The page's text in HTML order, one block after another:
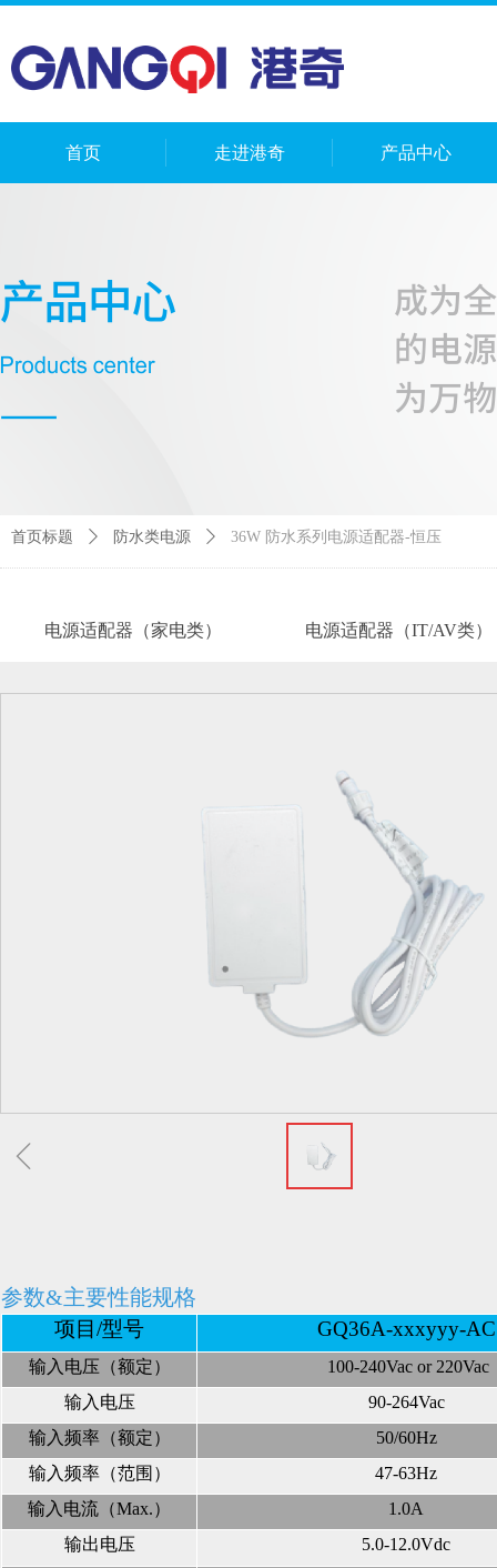
首页 走进港奇 产品中心
电源适配器（家电类） 电源适配器（IT/AV类）
首页标题 ꄲ 防水类电源 ꄲ 36W 防水系列电源适配器-恒压
ꁆ
参数&主要性能规格
项目/型号 GQ36A-xxxyyy-AC
输入电压（额定）
100-240Vac or 220Vac
输入电压
90-264Vac
输入频率（额定）
50/60Hz
输入频率（范围）
47-63Hz
输入电流（Max.）
1.0A
输出电压
5.0-12.0Vdc